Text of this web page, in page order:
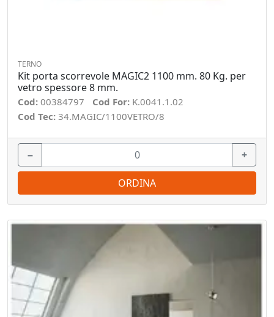
TERNO
Kit porta scorrevole MAGIC2 1100 mm. 80 Kg. per
vetro spessore 8 mm.
Cod: 00384797 Cod For: K.0041.1.02
Cod Tec: 34.MAGIC/1100VETRO/8
− +
ORDINA